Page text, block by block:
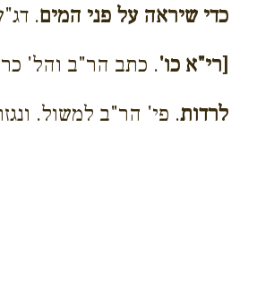
כדי שיראה על פני המים.
[רי"א כו'. כתב הר"ב והל'
לרדות. פי' הר"ב למשול.